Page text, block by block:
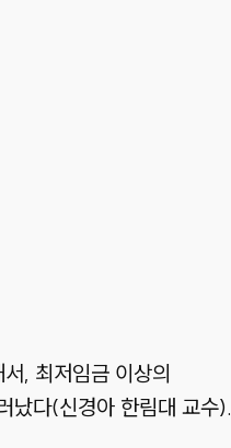
, 최저임금 이상의
났다(신경아 한림대 교수).